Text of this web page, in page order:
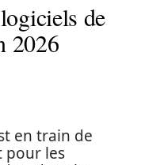
de
2026
en train de
pour les